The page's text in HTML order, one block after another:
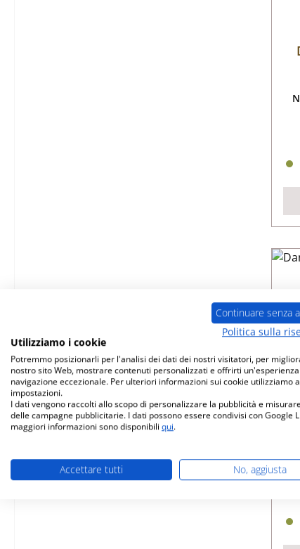
Continuare senza
Politica sulla
Utilizziamo i cookie
Potremmo posizionarli per l'analisi dei dati dei nostri visitatori, per
nostro sito Web, mostrare contenuti personalizzati e offrirti
navigazione eccezionale. Per ulteriori informazioni sui cookie utilizziamo
impostazioni.
I dati vengono raccolti allo scopo di personalizzare la pubblicità e
delle campagne pubblicitarie. I dati possono essere condivisi con Google
maggiori informazioni sono disponibili qui.
Accettare tutti No, aggiusta